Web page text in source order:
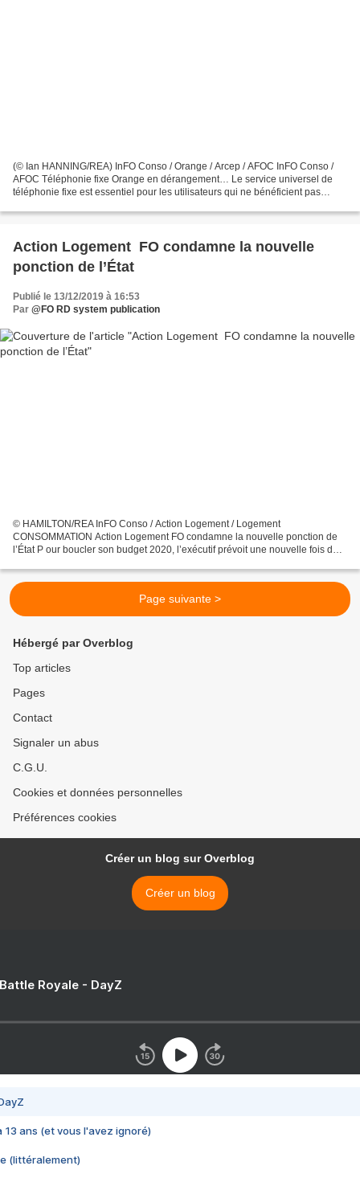
(© Ian HANNING/REA) InFO Conso / Orange / Arcep / AFOC InFO Conso /
AFOC Téléphonie fixe Orange en dérangement… Le service universel de
téléphonie fixe est essentiel pour les utilisateurs qui ne bénéficient pas
Action Logement FO condamne la nouvelle
ponction de l’État
Publié le 13/12/2019 à 16:53
Par @FO RD system publication
© HAMILTON/REA InFO Conso / Action Logement / Logement
CONSOMMATION Action Logement FO condamne la nouvelle ponction de
l’État P our boucler son budget 2020, l’exécutif prévoit une nouvelle fois de
Page suivante >
Hébergé par Overblog
Top articles
Pages
Contact
Signaler un abus
C.G.U.
Cookies et données personnelles
Préférences cookies
Créer un blog sur Overblog
Créer un blog
Royale - DayZ
13 ans (et vous l'avez ignoré)
(littéralement)